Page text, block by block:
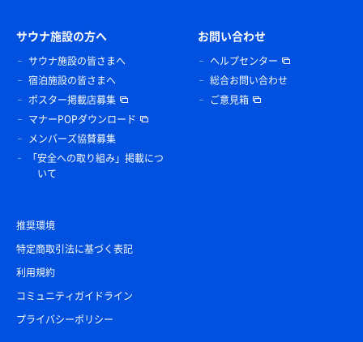
サウナ施設の方へ
サウナ施設の皆さまへ
宿泊施設の皆さまへ
ポスター掲載店募集
マナーPOPダウンロード
メンバーズ協賛募集
「安全への取り組み」掲載につ
いて
お問い合わせ
ヘルプセンター
総合お問い合わせ
ご意見箱
推奨環境
特定商取引法に基づく表記
利用規約
コミュニティガイドライン
プライバシーポリシー